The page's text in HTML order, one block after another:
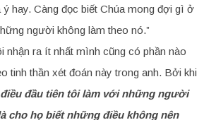
ý hay. Càng đọc biết Chúa mong đợi gì ở
người không làm theo nó.”
nhận ra ít nhất mình cũng có phần nào
tinh thần xét đoán này trong anh. Bởi khi
đầu tiên tôi làm với những người
cho họ biết những điều không nên